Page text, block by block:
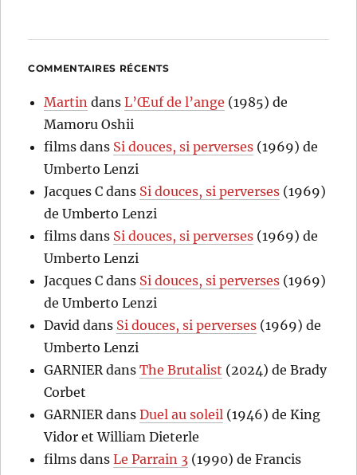
COMMENTAIRES RÉCENTS
Martin dansL’Œuf de l’ange (1985) de
Mamoru Oshii
films dans Si douces, si perverses (1969) de
Umberto Lenzi
Jacques C dans Si douces, si perverses (1969)
de Umberto Lenzi
films dans Si douces, si perverses (1969) de
Umberto Lenzi
Jacques C dans Si douces, si perverses (1969)
de Umberto Lenzi
David dans Si douces, si perverses (1969) de
Umberto Lenzi
GARNIER dansThe Brutalist (2024) de Brady
Corbet
GARNIER dansDuel au soleil (1946) de King
Vidor et William Dieterle
films dansLe Parrain 3 (1990) de Francis